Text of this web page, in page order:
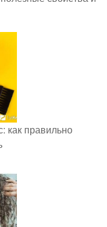
как правильно